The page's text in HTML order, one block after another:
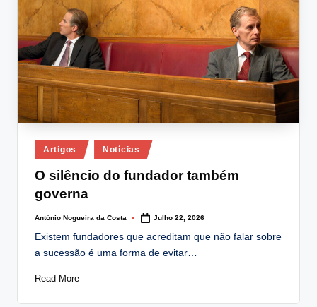
g
.
p
t
Posted
in
Artigos Notícias
O silêncio do fundador também
governa
Posted
António Nogueira da Costa Julho 22, 2026
Existem fundadores que acreditam que não falar sobre
a sucessão é uma forma de evitar…
Read More